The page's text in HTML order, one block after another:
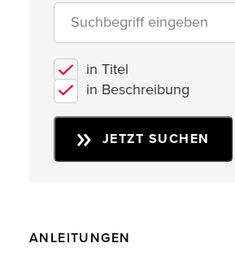
in Titel
in Beschreibung
JETZT SUCHEN
ANLEITUNGEN